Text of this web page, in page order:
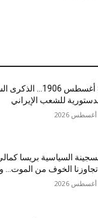
5 أغسطس 1906…
للشعب الإيراني
السياسية بريسا
الخوف من الموت…